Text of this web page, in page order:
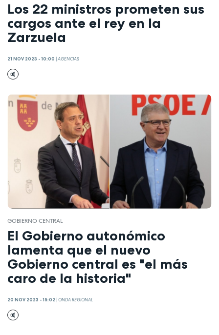
Los 22 ministros prometen sus
cargos ante el rey en la
Zarzuela
21 NOV 2023 - 10:00 |AGENCIAS
GOBIERNO CENTRAL
El Gobierno autonómico
lamenta que el nuevo
Gobierno central es "el más
caro de la historia"
20 NOV 2023 - 15:02 |ONDA REGIONAL